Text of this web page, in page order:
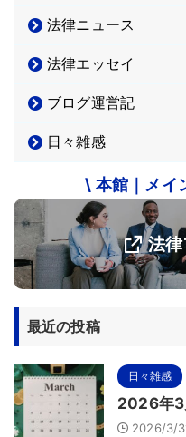
法律ニュース
法律エッセイ
ブログ運営記
日々雑感
\ 本館｜メイ
法
最近の投稿
日々雑感
2026年3
2026/3/